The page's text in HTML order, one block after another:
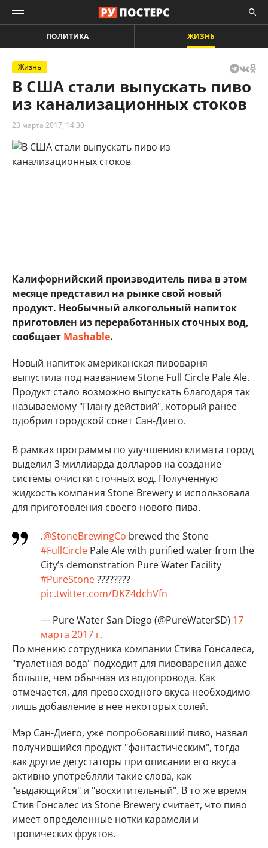
ПОЛИТИКА ЖИЗНЬ
Жизнь
В США стали выпускать пиво
из канализационных стоков
23 марта 2017, 14:30
Калифорнийский производитель пива в этом
месяце представил на рынке свой новый
продукт. Необычный алкогольный напиток
приготовлен из переработанных сточных вод,
сообщает Mashable.
Новый напиток американская пивоварня
выпустила под названием Stone Full Circle Pale Ale.
Продукт стало возможно выпускать благодаря так
называемому "Плану действий", который ранее
одобрил городской совет Сан-Диего.
В рамках программы по улучшению климата город
выделил 3 миллиарда долларов на создание
системы очистки сточных вод. Полученную
жидкость компания Stone Brewery и использовала
для приготовления своего нового пива.
.@StoneBrewingCo brewed the Stone
#FullCircle Pale Ale with purified water from the
City’s demonstration Pure Water Facility
#PureStone????????
pic.twitter.com/DKZ4dchVfn
— Pure Water San Diego (@PureWaterSD) 17
марта 2017 г.
По мнению сотрудника компании Стива Гонсалеса,
"туалетная вода" подходит для пивоварения даже
больше, чем обычная из водопровода. Как
отмечается, для превосходного вкуса необходимо
лишь добавление в нее некоторых солей.
Мэр Сан-Диего, уже попробовавший пиво, назвал
получившийся продукт "фантастическим", тогда
как другие дегустаторы при описании его вкуса
активно употребляли такие слова, как
"выдающийся" и "восхитительный". В то же время
Стив Гонсалес из Stone Brewery считает, что пиво
имеет определенные нотки карамели и
тропических фруктов.